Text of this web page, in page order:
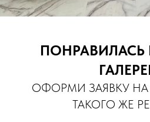
ПОНРАВИЛАСЬ
ОФОРМИ ЗАЯВКУ
ТАКОГО ЖЕ